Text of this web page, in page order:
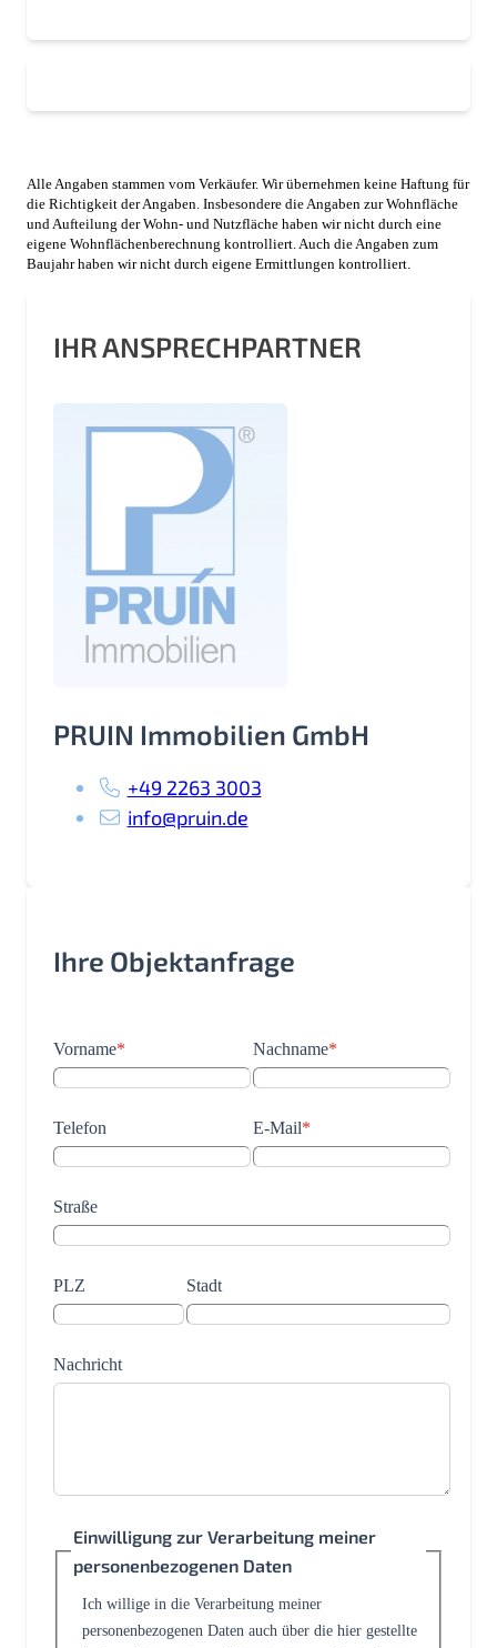
Alle Angaben stammen vom Verkäufer. Wir übernehmen keine Haftung für
die Richtigkeit der Angaben. Insbesondere die Angaben zur Wohnfläche
und Aufteilung der Wohn- und Nutzfläche haben wir nicht durch eine
eigene Wohnflächenberechnung kontrolliert. Auch die Angaben zum
Baujahr haben wir nicht durch eigene Ermittlungen kontrolliert.
IHR ANSPRECHPARTNER
PRUIN Immobilien GmbH
+49 2263 3003
info@pruin.de
Ihre Objektanfrage
Vorname* Nachname*
Telefon E-Mail*
Straße
PLZ Stadt
Nachricht
Einwilligung zur Verarbeitung meiner
personenbezogenen Daten
Ich willige in die Verarbeitung meiner
personenbezogenen Daten auch über die hier gestellte